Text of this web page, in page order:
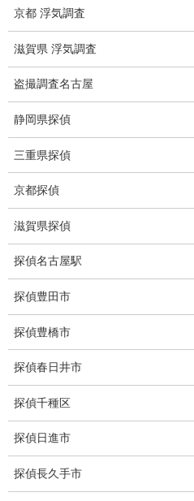
GPS発見調査
盗難車両調査
盗撮犯防止対策調査
所在調査
身元調査
人探し
失踪・家出調査
所在確認調査
調査料金
京都 浮気調査
滋賀県 浮気調査
盗撮調査名古屋
静岡県探偵
三重県探偵
京都探偵
滋賀県探偵
探偵名古屋駅
探偵豊田市
探偵豊橋市
探偵春日井市
探偵千種区
探偵日進市
探偵長久手市